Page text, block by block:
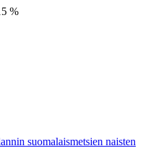
%
suomalaismetsien naisten